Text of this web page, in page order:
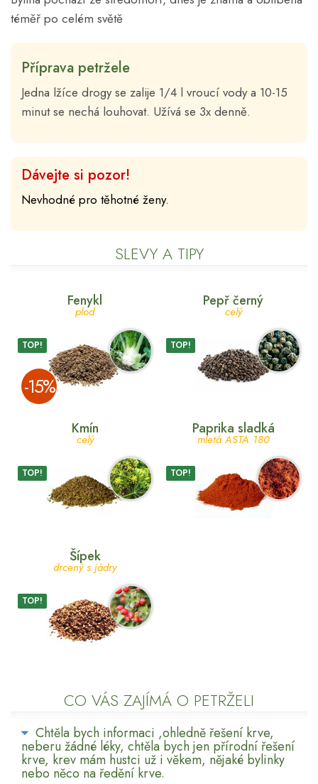
téměř po celém světě
Příprava petržele
Jedna lžíce drogy se zalije 1/4 l vroucí vody a 10-15
minut se nechá louhovat. Užívá se 3x denně.
Dávejte si pozor!
Nevhodné pro těhotné ženy.
SLEVY A TIPY
Fenykl
plod
TOP!
­-15%
Pepř černý
celý
TOP!
Kmín
celý
TOP!
Paprika sladká
mletá ASTA 180
TOP!
Šípek
drcený s jádry
TOP!
CO VÁS ZAJÍMÁ O PETRŽELI
Chtěla bych informaci ,ohledně řešení krve,
neberu žádné léky, chtěla bych jen přírodní řešení
krve, krev mám hustci už i věkem, nějaké bylinky
nebo něco na ředění krve.